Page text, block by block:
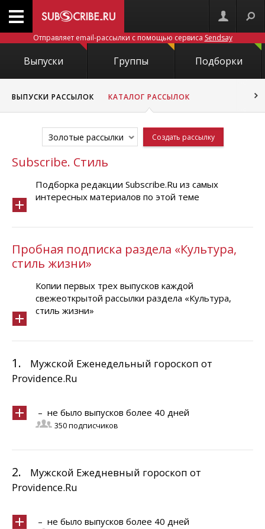
Отправляет email-рассылки с помощью сервиса Sendsay
Выпуски Группы Подборки
ВЫПУСКИ РАССЫЛОК КАТАЛОГ РАССЫЛОК
Золотые рассылки Создать рассылку
Subscribe. Стиль
Подборка редакции Subscribe.Ru из самых
интересных материалов по этой теме
Пробная подписка раздела «Культура,
стиль жизни»
Копии первых трех выпусков каждой
свежеоткрытой рассылки раздела «Культура,
стиль жизни»
1.
Мужской Еженедельный гороскоп от
Providence.Ru
– не было выпусков более 40 дней
350 подписчиков
2.
Мужской Ежедневный гороскоп от
Providence.Ru
– не было выпусков более 40 дней